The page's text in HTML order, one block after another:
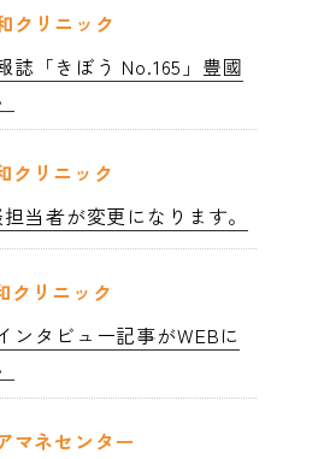
クリニック
誌「きぼう No.165」豊國
クリニック
当者が変更になります。
クリニック
ンタビュー記事がWEBに
マネセンター